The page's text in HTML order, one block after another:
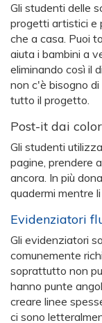
Gli studenti delle
progetti artistici e
che a casa. Puoi
aiuta i bambini a
eliminando così il
non c'è bisogno
tutto il progetto.
Post-it dai
Gli studenti
pagine, prendere
ancora. In più
quadermi mentre
Evidenziatori
Gli evidenziatori
comunemente
soprattutto non
hanno punte
creare linee
ci sono